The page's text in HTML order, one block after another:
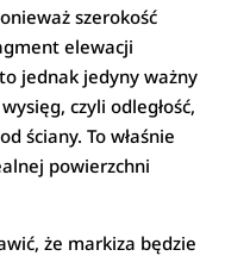
szerokość
elewacji
jednak jedyny ważny
czyli odległość,
ściany. To właśnie
powierzchni
że markiza będzie